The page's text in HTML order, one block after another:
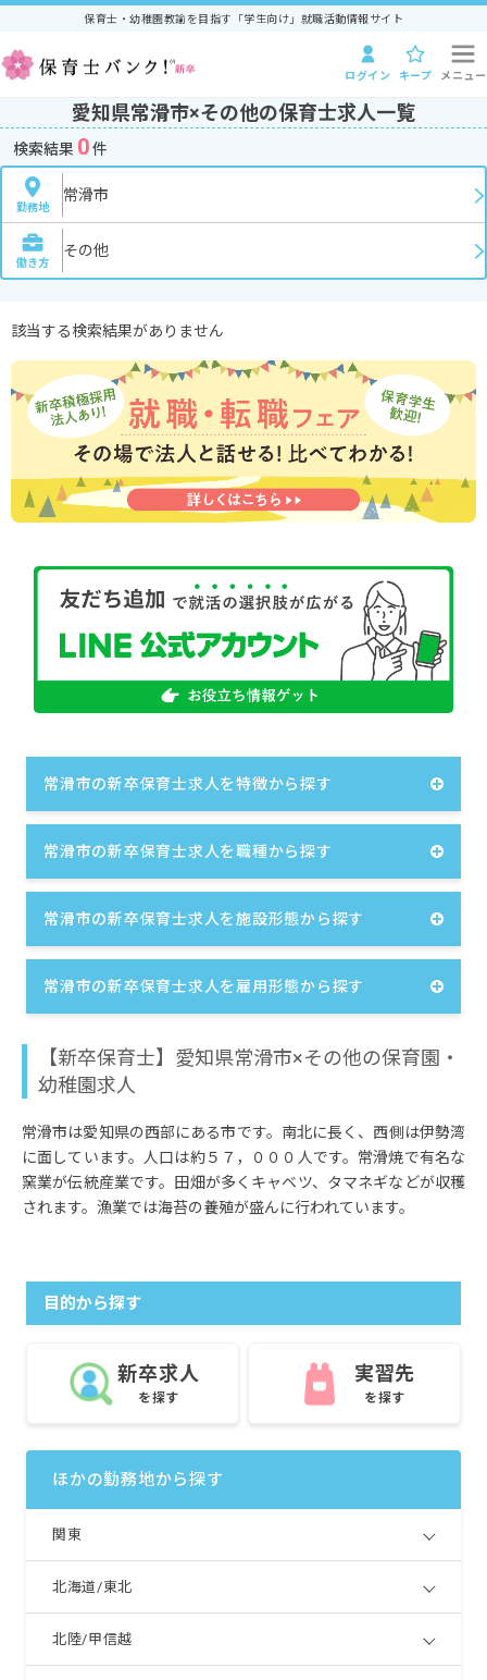
保育士・幼稚園教諭を目指す「学生向け」就職活動情報サイト
ログイン キープ メニュー
愛知県常滑市×その他の保育士求人一覧
検索結果 0件
勤務地
常滑市
働き方
その他
該当する検索結果がありません
常滑市の新卒保育士求人を特徴から探す
常滑市の新卒保育士求人を職種から探す
常滑市の新卒保育士求人を施設形態から探す
常滑市の新卒保育士求人を雇用形態から探す
【新卒保育士】愛知県常滑市×その他の保育園・
幼稚園求人
常滑市は愛知県の西部にある市です。南北に長く、西側は伊勢湾
に面しています。人口は約５７，０００人です。常滑焼で有名な
窯業が伝統産業です。田畑が多くキャベツ、タマネギなどが収穫
されます。漁業では海苔の養殖が盛んに行われています。
目的から探す
新卒求人
を探す
実習先
を探す
ほかの勤務地から探す
関東
北海道/東北
北陸/甲信越